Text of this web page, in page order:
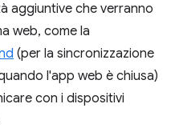
aggiuntive che verranno
web, come la
(per la sincronizzazione
l'app web è chiusa)
con i dispositivi